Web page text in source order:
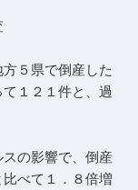
５県で倒産した
１２１件と、過
の影響で、倒産
べて１．８倍増